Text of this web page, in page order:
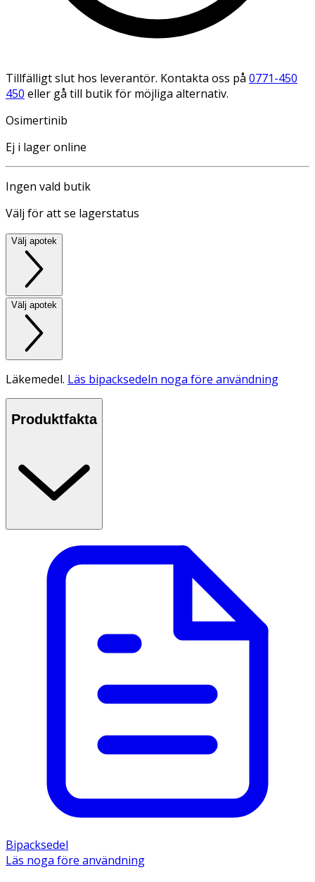
Tillfälligt slut hos leverantör. Kontakta oss på 0771-450
450 eller gå till butik för möjliga alternativ.
Osimertinib
Ej i lager online
Ingen vald butik
Välj för att se lagerstatus
Välj apotek
Välj apotek
Läkemedel. Läs bipacksedeln noga före användning
Produktfakta
Bipacksedel
Läs noga före användning